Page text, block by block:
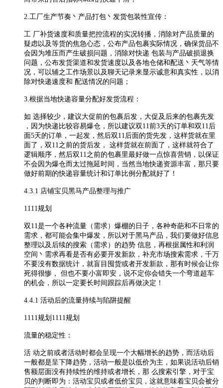
2.工厂生产节奏丶产品打包丶发货包装性宣传：
工 厂补货速度和质量把控流程的实况转播，消除对产品质量的
疑虑以及等货的焦急心态，公布产品包裹实际情况，确保货品不
会因为堆压而产生破损问题，消除对快递 包装与产品破损退换
问题，公布发货渠道和发货速度以及各地仓储和配送丶天气等情
况，可以辅之工作场景以及聊天记录来显示诚意和真实性，以消
除对快递速度和 配送情况的问题；
3.根据当地快递容量分配好发货流程：
如 选择较少，建议大促前的包裹后发，大促及后来的包裹先发
，因为快递比较容易爆仓，所以建议双11前3天的订单和双11后
面5天的订单，一起发，然后双11后面的货先发，这样货就在里
面了，双11之前的货后发， 这样货就在前面了，这样就符合了
逻辑顺序，然后双11之前的包裹里最好做一点惊喜营销，以保证
不会因为爆仓而太过拖延时间，当然当地快递资源丰富，那只要
做好前期的快递容量统计和订单比例分配就好了！
4.3.1 店铺宝贝黑马产品整理与推广
1111规划
双11是一个各种流量（需求）爆棚的日子，各种奇葩和不日常的
需求，都可能会集中爆发，所以对于黑马产品，我们要做好信息
整理以及后续的搜索（需求）的趋势 信息，再根据属性和利润
空间丶需求再看是否有必要开发新款，补充市场搜索需求，千万
不要没有数据统计，就盲目囤货或者开发新款，那有时候会让你
死得很惨， 但也不要小富即安，说不定你会错失一个弯道超车
的机会，所以一定要长时间跟踪后再做决定！
4.4.1 活动后的流量持续与陷阱提醒
1111规划1111规划
流量的稳定性：
活 动之前或者活动时都会呈现一个大幅增长的趋势，而活动后
一般都是呈下降趋势，活动一般是以低价为主，如果说活动后销
售额层面没有持续性的维持或者增长，那 么搜索引擎，对于宝
贝的判断即为：活动宝贝或者低价宝贝，这就意味着宝贝会被分